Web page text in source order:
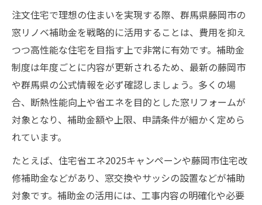
注文住宅で理想の住まいを実現する際、群馬県藤岡市の
窓リノベ補助金を戦略的に活用することは、費用を抑え
つつ高性能な住宅を目指す上で非常に有効です。補助金
制度は年度ごとに内容が更新されるため、最新の藤岡市
や群馬県の公式情報を必ず確認しましょう。多くの場
合、断熱性能向上や省エネを目的とした窓リフォームが
対象となり、補助金額や上限、申請条件が細かく定めら
れています。
たとえば、住宅省エネ2025キャンペーンや藤岡市住宅改
修補助金などがあり、窓交換やサッシの設置などが補助
対象です。補助金の活用には、工事内容の明確化や必要